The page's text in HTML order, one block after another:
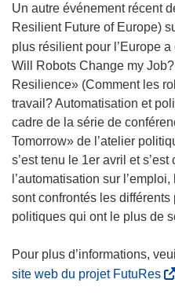
Un autre événement récent
Resilient Future of Europe)
plus résilient pour l’Europe a
Will Robots Change my
Resilience» (Comment les
travail? Automatisation et
cadre de la série de
Tomorrow» de l’atelier
s’est tenu le 1er avril et
l’automatisation sur
sont confrontés les
politiques qui ont le plus de
site web du projet FutuRes(